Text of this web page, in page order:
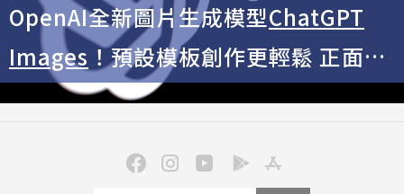
OpenAI全新圖片生成模型ChatGPT
Images ！預設模板創作更輕鬆 正面對
決Gemini